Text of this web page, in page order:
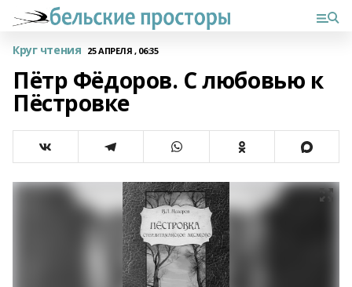
Круг чтения 25 АПРЕЛЯ , 06:35
Пётр Фёдоров. С любовью к
Пёстровке